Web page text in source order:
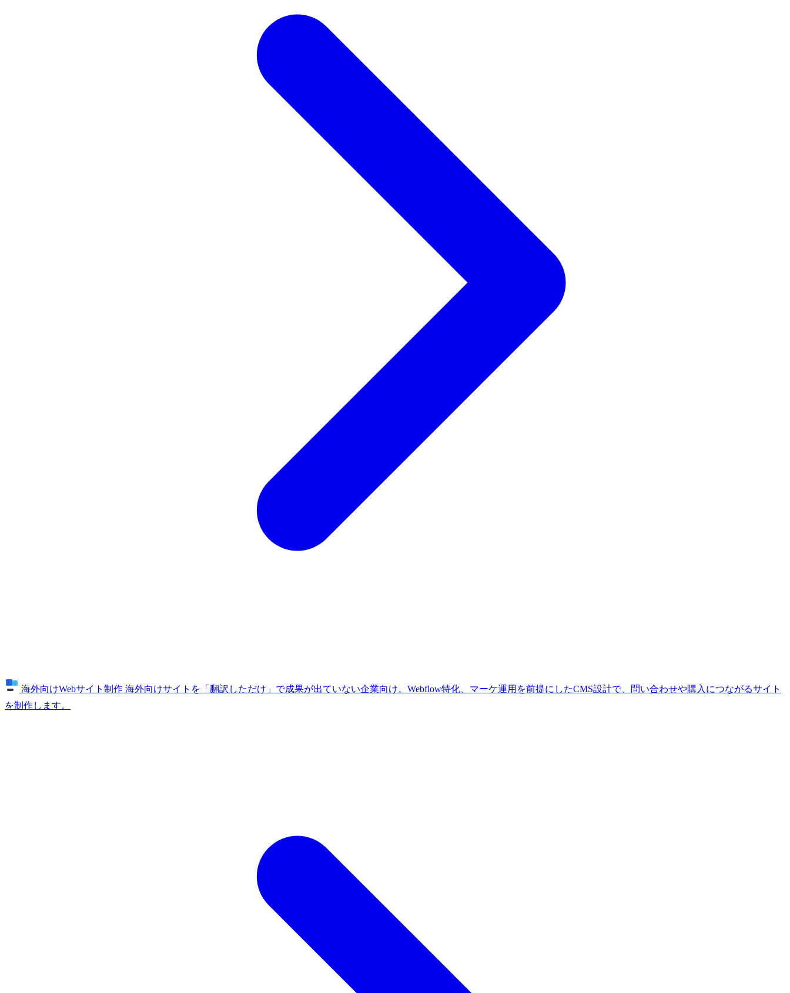
海外向けWebサイト制作 海外向けサイトを「翻訳しただけ」で成果が出ていない企業向け。Webflow特化、マーケ運用を前提にしたCMS設計で、問い合わせや購入につながるサイト
を制作します。